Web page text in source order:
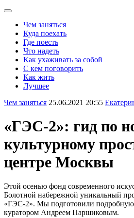
Чем заняться
Куда поехать
Где поесть
Что надеть
Как ухаживать за собой
С кем поговорить
Как жить
Лучшее
Чем заняться 25.06.2021 20:55
«ГЭС-2»: гид по
культурному
центре Москвы
Этой осенью фонд современного
Болотной набережной уникальный
«ГЭС-2». Мы подготовили подробную
куратором Андреем Паршиковым.